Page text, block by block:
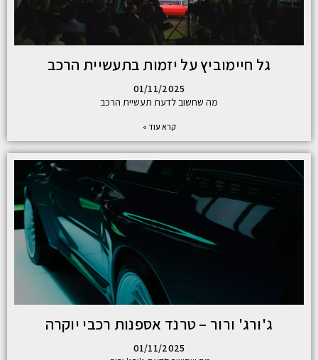
גל חיימוביץ על יזמות בתעשיית הרכב
01/11/2025
מה שחשוב לדעת תעשיית הרכב
קרא עוד »
ג'ורג' ורור – טרנד אספנות רכבי יוקרה
01/11/2025